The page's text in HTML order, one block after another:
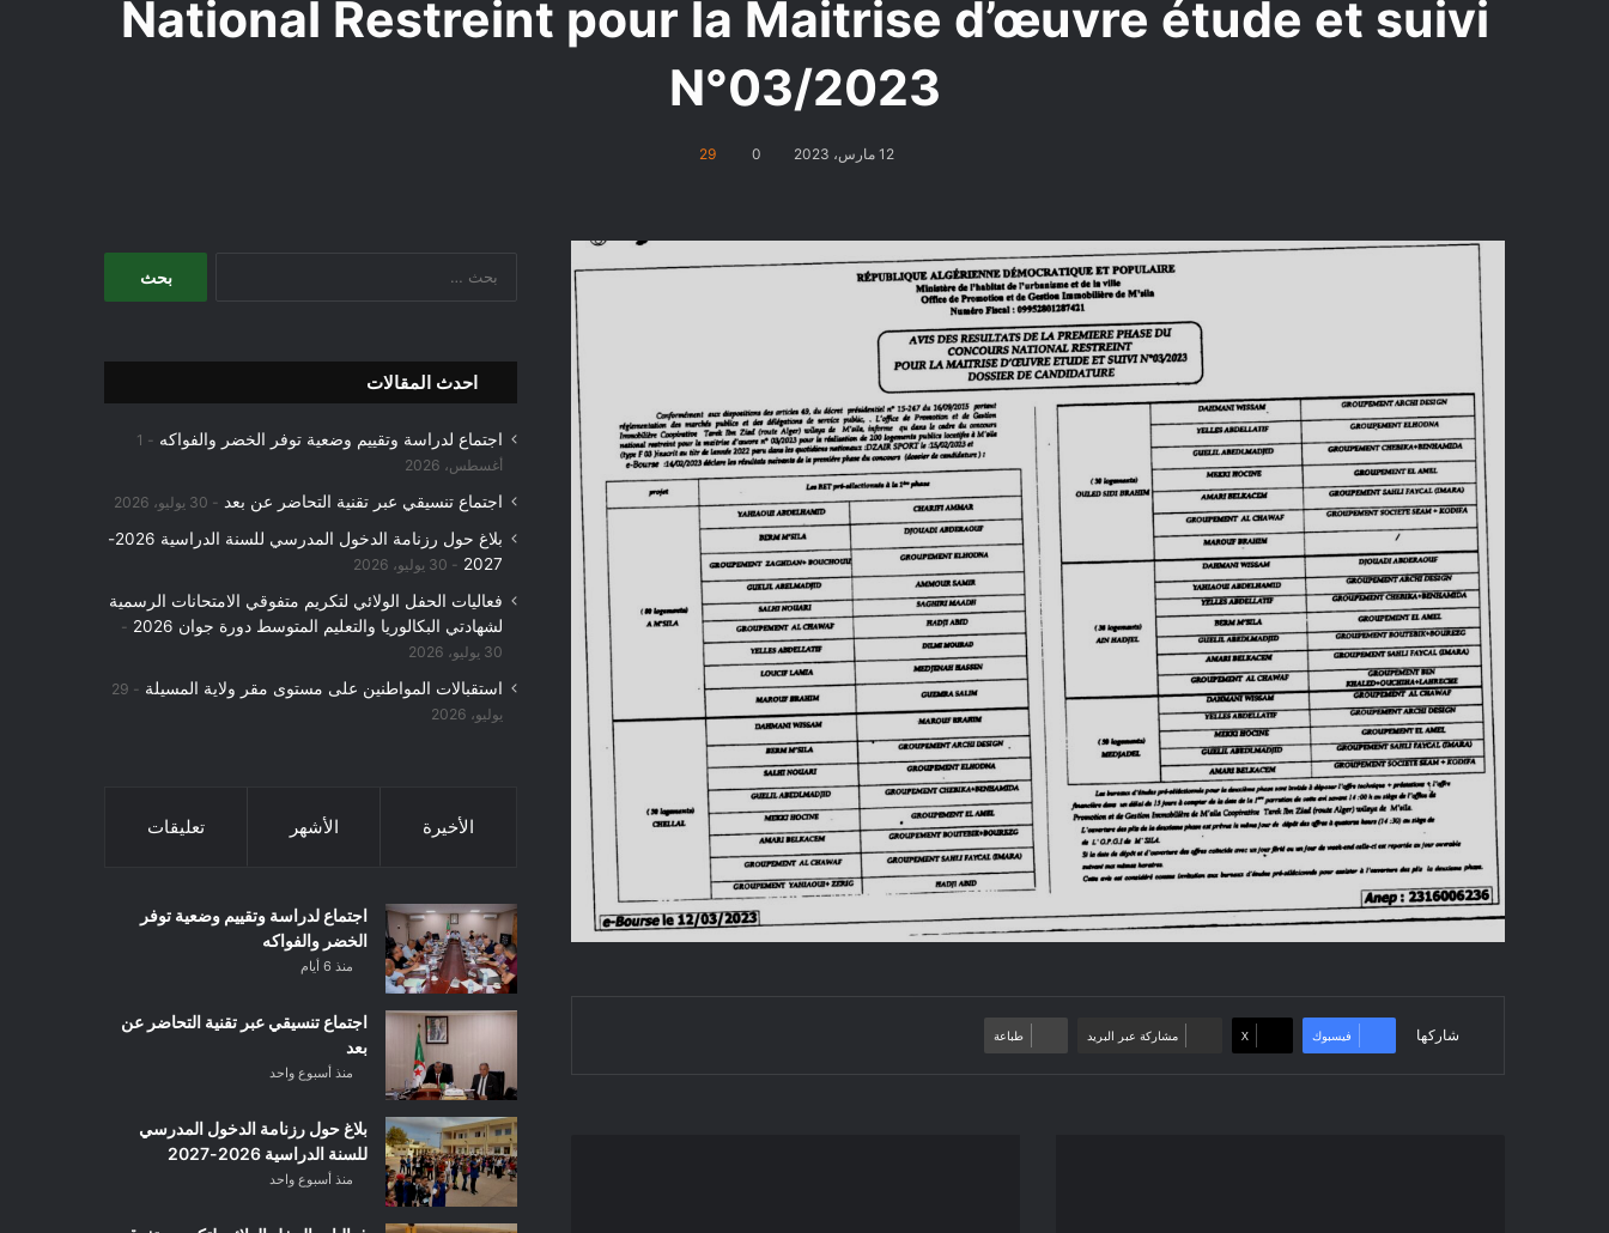
National Restreint pour la Maitrise d’œuvre étude et suivi
N°03/2023
12 مارس، 2023 0
29
شاركها فيسبوك ‫X مشاركة عبر البريد طباعة
احدث المقالات
اجتماع لدراسة وتقييم وضعية توفر الخضر والفواكه
1
أغسطس، 2026
اجتماع تنسيقي عبر تقنية التحاضر عن بعد 30 يوليو، 2026
بلاغ حول رزنامة الدخول المدرسي للسنة الدراسية 2026-
2027
30 يوليو، 2026
فعاليات الحفل الولائي لتكريم متفوقي الامتحانات الرسمية
لشهادتي البكالوريا والتعليم المتوسط دورة جوان 2026
30 يوليو، 2026
استقبالات المواطنين على مستوى مقر ولاية المسيلة
29
يوليو، 2026
الأخيرة الأشهر تعليقات
اجتماع لدراسة وتقييم وضعية توفر
الخضر والفواكه
منذ 6 أيام
اجتماع تنسيقي عبر تقنية التحاضر عن
بعد
منذ أسبوع واحد
بلاغ حول رزنامة الدخول المدرسي
للسنة الدراسية 2026-2027
منذ أسبوع واحد